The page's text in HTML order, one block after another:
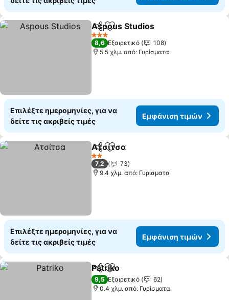
Κοινοποίηση
Προσθήκη στα αγαπημένα
Aspous Studios
3 Αστέρια
8,6 Εξαιρετικό
108
5.5 χλμ. από: Γυρίσματα
Επιλέξτε ημερομηνίες, για να
δείτε τις ακριβείς τιμές
Εμφάνιση τιμών
Κοινοποίηση
Προσθήκη στα αγαπημένα
Ατσίτσα
2 Αστέρια
7,2
73
9.4 χλμ. από: Γυρίσματα
Επιλέξτε ημερομηνίες, για να
δείτε τις ακριβείς τιμές
Εμφάνιση τιμών
Κοινοποίηση
Προσθήκη στα αγαπημένα
Patriko
9,5 Εξαιρετικό
62
0.4 χλμ. από: Γυρίσματα